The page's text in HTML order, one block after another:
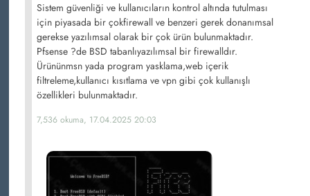
Sistem güvenliği ve kullanıcıların kontrol altında tutulması
için piyasada bir çokfirewall ve benzeri gerek donanımsal
gerekse yazılımsal olarak bir çok ürün bulunmaktadır.
Pfsense ?de BSD tabanlıyazılımsal bir firewalldır.
Ürününmsn yada program yasklama,web içerik
filtreleme,kullanıcı kısıtlama ve vpn gibi çok kullanışlı
özellikleri bulunmaktadır.
7,536 okuma, 17.04.2025 20:03